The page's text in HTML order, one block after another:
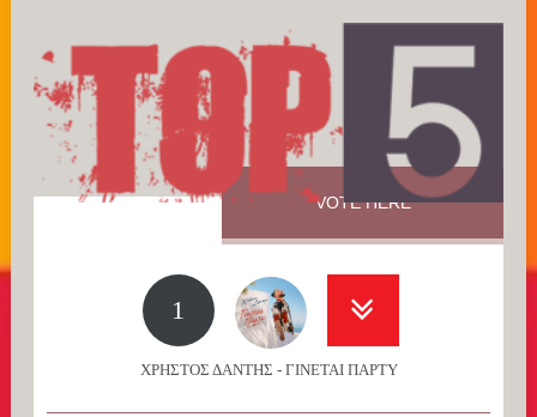
VOTE HERE
1
ΧΡΗΣΤΟΣ ΔΑΝΤΗΣ - ΓΙΝΕΤΑΙ ΠΑΡΤΥ